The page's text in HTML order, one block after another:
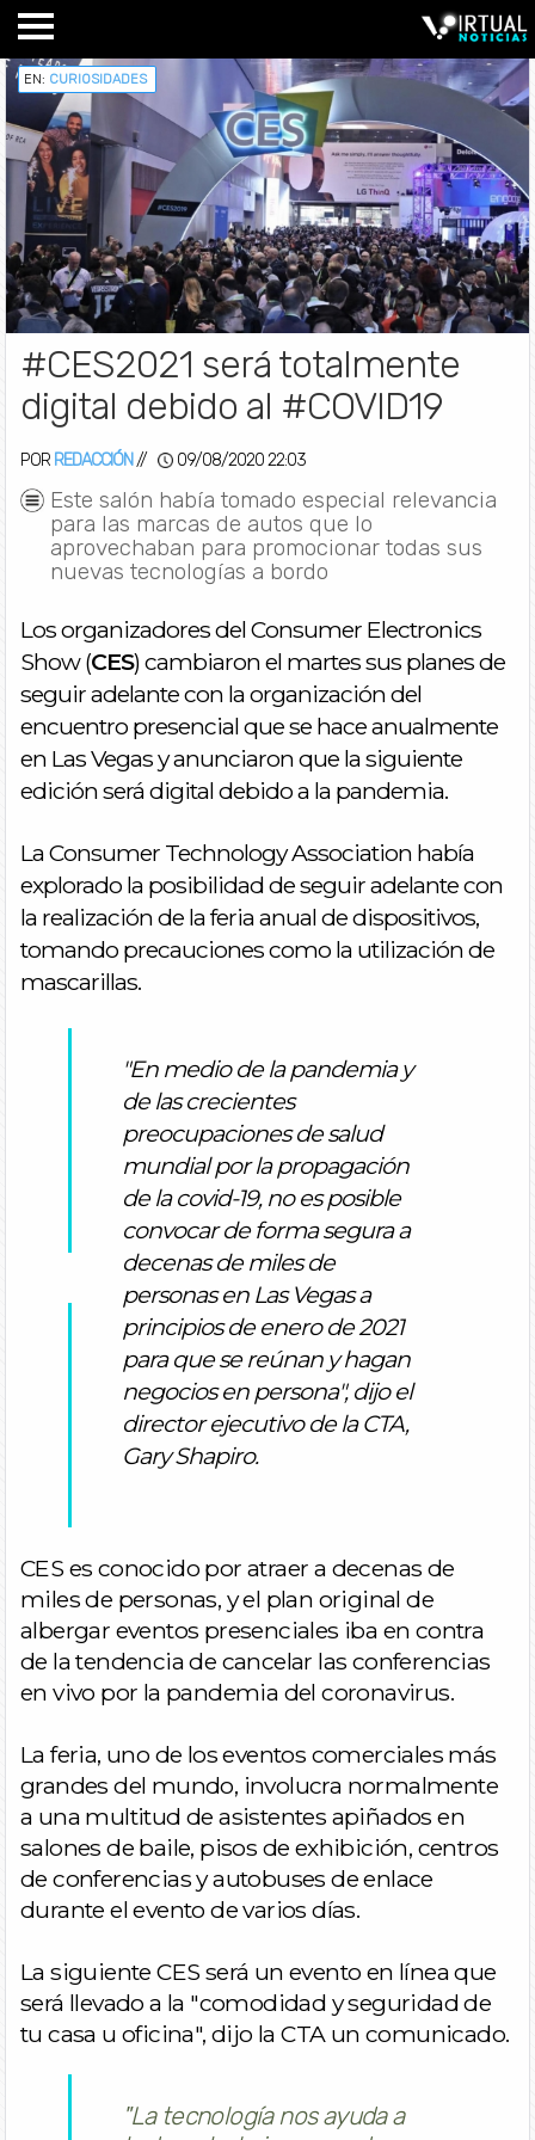
EN: CURIOSIDADES
#CES2021 será totalmente
digital debido al #COVID19
POR REDACCIÓN // 09/08/2020 22:03
Este salón había tomado especial relevancia
para las marcas de autos que lo
aprovechaban para promocionar todas sus
nuevas tecnologías a bordo
Los organizadores del Consumer Electronics
Show (CES) cambiaron el martes sus planes de
seguir adelante con la organización del
encuentro presencial que se hace anualmente
en Las Vegas y anunciaron que la siguiente
edición será digital debido a la pandemia.
La Consumer Technology Association había
explorado la posibilidad de seguir adelante con
la realización de la feria anual de dispositivos,
tomando precauciones como la utilización de
mascarillas.
"En medio de la pandemia y
de las crecientes
preocupaciones de salud
mundial por la propagación
de la covid-19, no es posible
convocar de forma segura a
decenas de miles de
personas en Las Vegas a
principios de enero de 2021
para que se reúnan y hagan
negocios en persona", dijo el
director ejecutivo de la CTA,
Gary Shapiro.
CES es conocido por atraer a decenas de
miles de personas, y el plan original de
albergar eventos presenciales iba en contra
de la tendencia de cancelar las conferencias
en vivo por la pandemia del coronavirus.
La feria, uno de los eventos comerciales más
grandes del mundo, involucra normalmente
a una multitud de asistentes apiñados en
salones de baile, pisos de exhibición, centros
de conferencias y autobuses de enlace
durante el evento de varios días.
La siguiente CES será un evento en línea que
será llevado a la "comodidad y seguridad de
tu casa u oficina", dijo la CTA un comunicado.
"La tecnología nos ayuda a